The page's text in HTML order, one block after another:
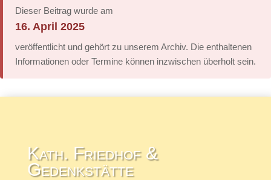
Dieser Beitrag wurde am
16. April 2025
veröffentlicht und gehört zu unserem Archiv. Die enthaltenen
Informationen oder Termine können inzwischen überholt sein.
Kath. Friedhof &
Gedenkstätte